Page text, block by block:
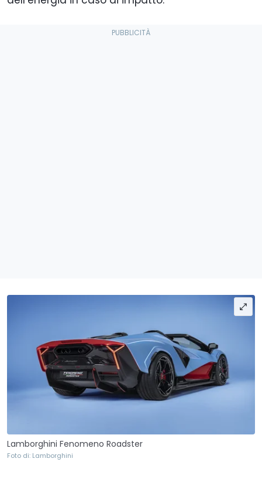
Lamborghini Fenomeno Roadster
Foto di: Lamborghini